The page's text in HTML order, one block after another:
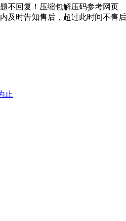
不回复！压缩包解压码参考网页
及时告知售后，超过此时间不售
止